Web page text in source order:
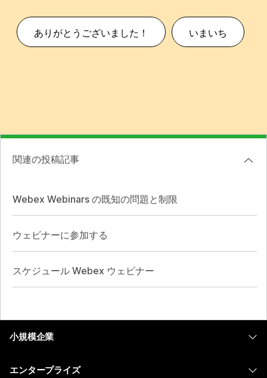
ありがとうございました！ いまいち
関連の投稿記事
Webex Webinars の既知の問題と制限
ウェビナーに参加する
スケジュール Webex ウェビナー
小規模企業
エンタープライズ